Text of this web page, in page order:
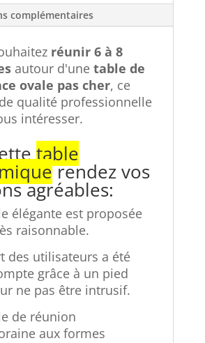
complémentaires
réunir 6 à 8
autour d'une table de
ovale pas cher, ce
qualité professionnelle
intéresser.
table
rendez vos
agréables:
élégante est proposée
raisonnable.
des utilisateurs a été
grâce à un pied
ne pas être intrusif.
de réunion
aux formes